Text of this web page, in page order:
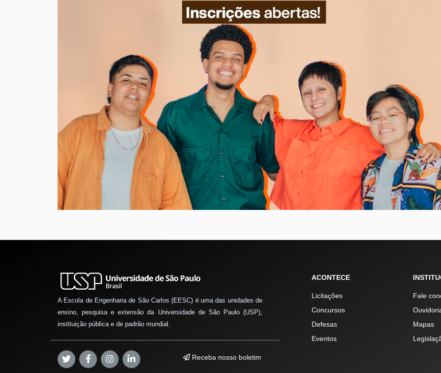
A Escola de Engenharia de São Carlos (EESC) é uma das unidades de
ensino, pesquisa e extensão da Universidade de São Paulo (USP),
instituição pública e de padrão mundial.
Receba nosso boletim
ACONTECE
Licitações
Concursos
Defesas
Eventos
Fale
Mapas